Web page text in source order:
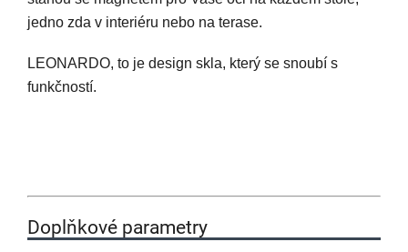
jedno zda v interiéru nebo na terase.
LEONARDO, to je design skla, který se snoubí s
funkčností.
Doplňkové parametry